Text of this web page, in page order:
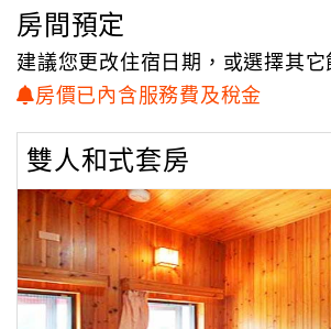
地
圖
顧
務
客
滿
房間預定
建議您更改住宿日期，或選擇其它
房價已內含服務費及稅金
雙人和式套房